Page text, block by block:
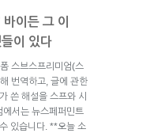
이든 그 이
이 있다
스브스프리미엄(스
번역하고, 글에 관한
쓴 해설을 스프와 시
서는 뉴스페퍼민트
있습니다. **오늘 소